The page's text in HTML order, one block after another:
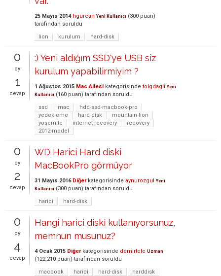
25 Mayıs 2014 hgurcan Yeni Kullanıcı (300 puan)
tarafından soruldu
lion
kurulum hard-disk
0
oy
1
cevap
:) Yeni aldığım SSD'ye USB siz
kurulum yapabilirmiyim ?
1 Ağustos 2015 Mac Ailesi kategorisinde tolgdagli Yeni
Kullanıcı (160 puan) tarafından soruldu
ssd
mac
hdd-ssd-macbook-pro
yedekleme
hard-disk
mountain-lion
yosemite
internet-recovery
recovery
2012-model
0
oy
2
cevap
WD Harici Hard diski
MacBookPro görmüyor
31 Mayıs 2016 Diğerkategorisinde aynurozgul Yeni
Kullanıcı (300 puan) tarafından soruldu
harici
hard-disk
0
oy
4
cevap
Hangi harici diski kullanıyorsunuz,
memnun musunuz?
4 Ocak 2015 Diğerkategorisinde demirtele Uzman
(122,210 puan) tarafından soruldu
macbook
harici hard-disk
harddisk